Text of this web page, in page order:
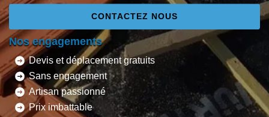
CONTACTEZ NOUS
Nos engagements
Devis et déplacement gratuits
Sans engagement
Artisan passionné
Prix imbattable